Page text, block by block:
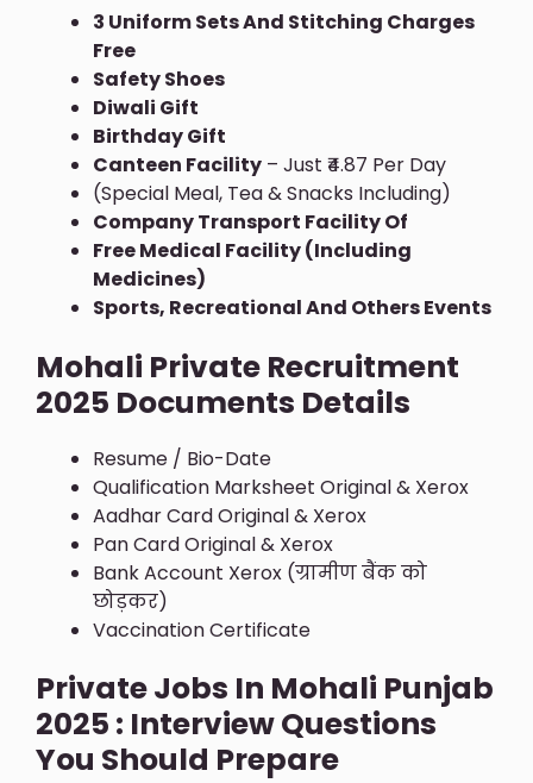
3 Uniform Sets And Stitching Charges
Free
Safety Shoes
Diwali Gift
Birthday Gift
Canteen Facility – Just ₹4.87 Per Day
(Special Meal, Tea & Snacks Including)
Company Transport Facility Of
Free Medical Facility (including
Medicines)
Sports, Recreational And Others Events
Mohali Private Recruitment
2025 Documents Details
Resume / Bio-Date
Qualification Marksheet Original & Xerox
Aadhar Card Original & Xerox
Pan Card Original & Xerox
Bank Account Xerox (ग्रामीण बैंक को
छोड़कर)
Vaccination Certificate
Private Jobs In Mohali Punjab
2025 : Interview Questions
You Should Prepare